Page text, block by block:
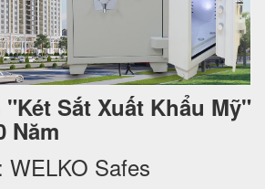
Sắt Xuất Khẩu Mỹ"
Năm
: WELKO Safes